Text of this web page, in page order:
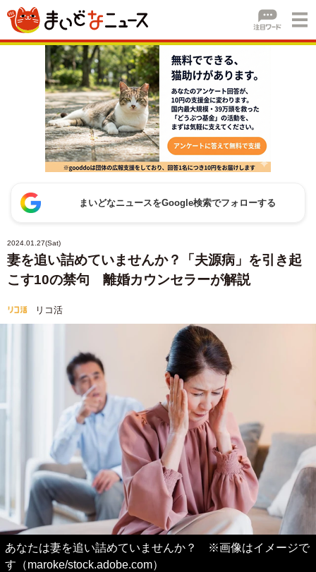
まいどなニュースをGoogle検索でフォローする
2024.01.27(Sat)
妻を追い詰めていませんか？「夫源病」を引き起
こす10の禁句 離婚カウンセラーが解説
リコ活
あなたは妻を追い詰めていませんか？ ※画像はイメージで
す（maroke/stock.adobe.com）